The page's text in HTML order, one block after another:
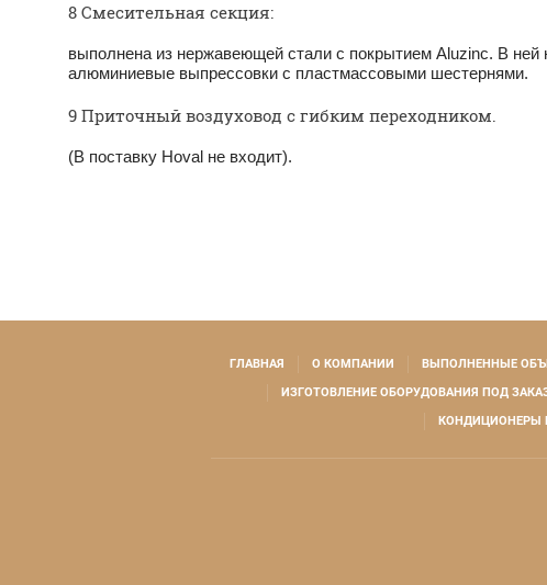
8 Смесительная секция:
выполнена из нержавеющей стали с ­покрытием Aluzinc. В
алюминиевые выпрессовки с пластмассовыми шестернями.
9 Приточный воздуховод с гибким переходником.
(В поставку Ноval не входит).
ГЛАВНАЯ О КОМПАНИИ ВЫПОЛНЕННЫЕ
ИЗГОТОВЛЕНИЕ ОБОРУДОВАНИЯ ПОД
КОНДИЦИОНЕРЫ